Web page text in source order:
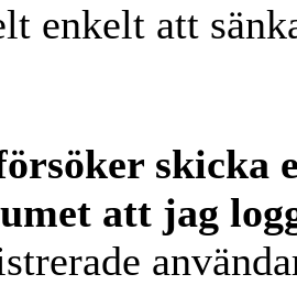
enkelt att
skicka
att jag